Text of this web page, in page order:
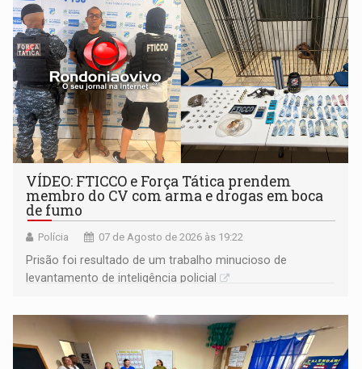
VÍDEO: FTICCO e Força Tática prendem
membro do CV com arma e drogas em boca
de fumo
Polícia 07 de Agosto de 2026 às 19:22
Prisão foi resultado de um trabalho minucioso de
levantamento de inteligência policial